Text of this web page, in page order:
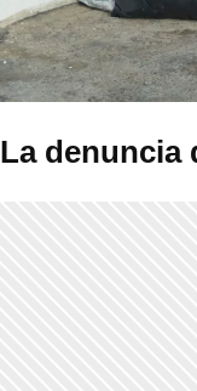
La denuncia